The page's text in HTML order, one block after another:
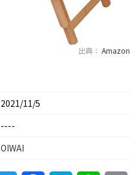
出典： Amazon
2021/11/5
----
OIWAI